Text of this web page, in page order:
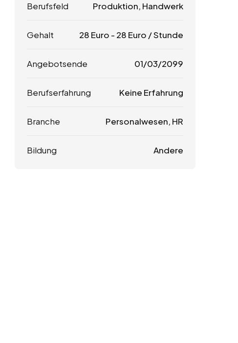
Berufsfeld Produktion, Handwerk
Gehalt 28 Euro - 28 Euro / Stunde
Angebotsende 01/03/2099
Berufserfahrung Keine Erfahrung
Branche Personalwesen, HR
Bildung Andere